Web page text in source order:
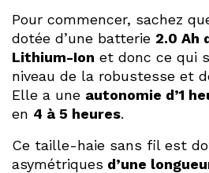
Pour commencer, sachez
dotée d’une batterie 2.0 Ah
Lithium-Ion et donc ce qui
niveau de la robustesse et
Elle a une autonomie d’1
en 4 à 5 heures.
Ce taille-haie sans fil est
asymétriques d’une